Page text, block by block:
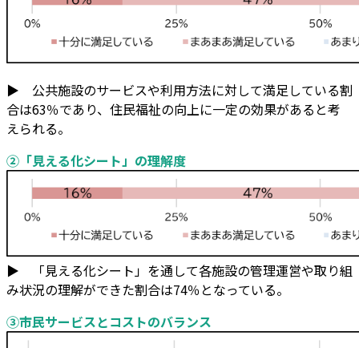
▶ 公共施設のサービスや利用方法に対して満足している割
合は63％であり、住民福祉の向上に一定の効果があると考
えられる。
②「見える化シート」の理解度
▶ 「見える化シート」を通して各施設の管理運営や取り組
み状況の理解ができた割合は74％となっている。
③市民サービスとコストのバランス